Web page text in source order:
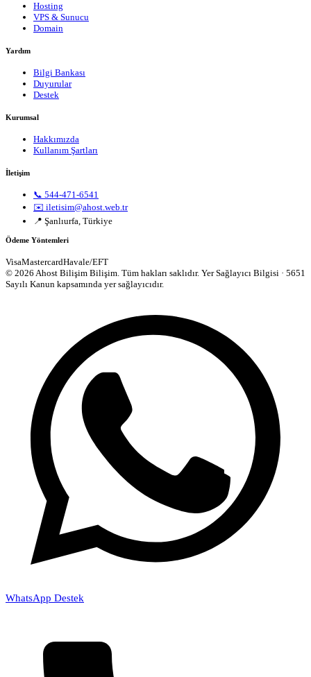
Hosting
VPS & Sunucu
Domain
Yardım
Bilgi Bankası
Duyurular
Destek
Kurumsal
Hakkımızda
Kullanım Şartları
İletişim
📞 544-471-6541
✉️ iletisim@ahost.web.tr
📍 Şanlıurfa, Türkiye
Ödeme Yöntemleri
VisaMastercardHavale/EFT
© 2026 Ahost Bilişim Bilişim. Tüm hakları saklıdır. Yer Sağlayıcı Bilgisi · 5651
Sayılı Kanun kapsamında yer sağlayıcıdır.
WhatsApp Destek